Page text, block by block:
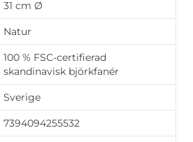
31 cm Ø
Natur
100 % FSC-certifierad
skandinavisk björkfanér
Sverige
7394094255532